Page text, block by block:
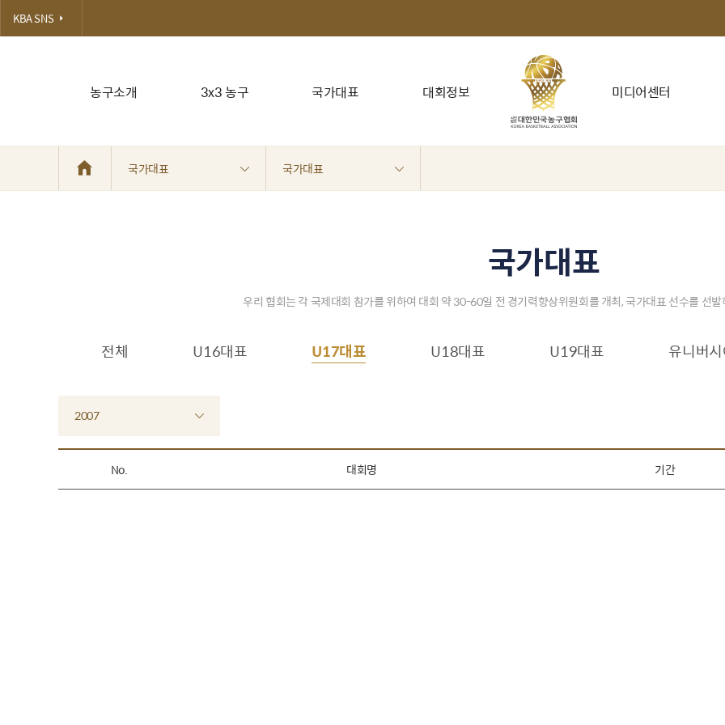
농구소개 3x3 농구 국가대표 대회정보 미디어센터
KBA SNS
국가대표 국가대표
국가대표
우리 협회는 각 국제대회 참가를 위하여 대회 약 30-60일 전 경기력향상위원회를 개최, 국가대표 선수를 선
전체 U16대표 U17대표 U18대표 U19대표 유니버
2007
No. 대회명 기간